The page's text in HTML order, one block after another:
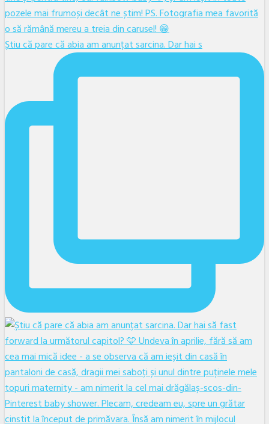
Știu că pare că abia am anunțat sarcina. Dar hai s